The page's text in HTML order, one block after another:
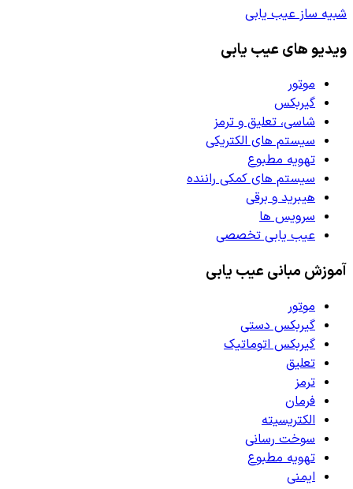
شبیه ساز عیب یابی
ویدیو های عیب یابی
موتور
گیربکس
شاسی، تعلیق و ترمز
سیستم های الکتریکی
تهویه مطبوع
سیستم های کمکی راننده
هیبرید و برقی
سرویس ها
عیب یابی تخصصی
آموزش مبانی عیب یابی
موتور
گیربکس دستی
گیربکس اتوماتیک
تعلیق
ترمز
فرمان
الکتریسیته
سوخت رسانی
تهویه مطبوع
ایمنی